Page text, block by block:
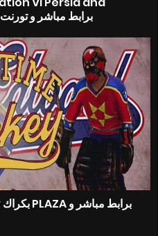
Macedon بكراك RELOADED برابط مباشر و تورنت